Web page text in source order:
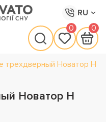
RU
0 0
трехдверный Новатор Н
Новатор Н